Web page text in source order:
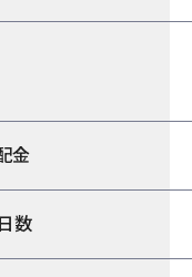
金
数